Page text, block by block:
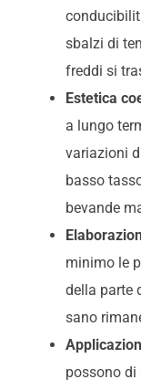
sbalzi di
freddi si
Estetica
a lungo
variazioni
basso
bevande
minimo le
della parte
sano
possono di